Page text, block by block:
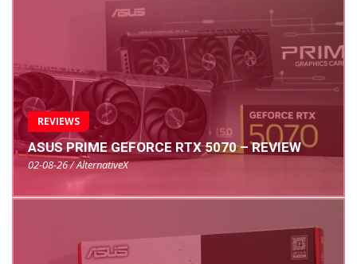
REVIEWS
ASUS PRIME GEFORCE RTX 5070 – REVIEW
02-08-26 / AlternativeX